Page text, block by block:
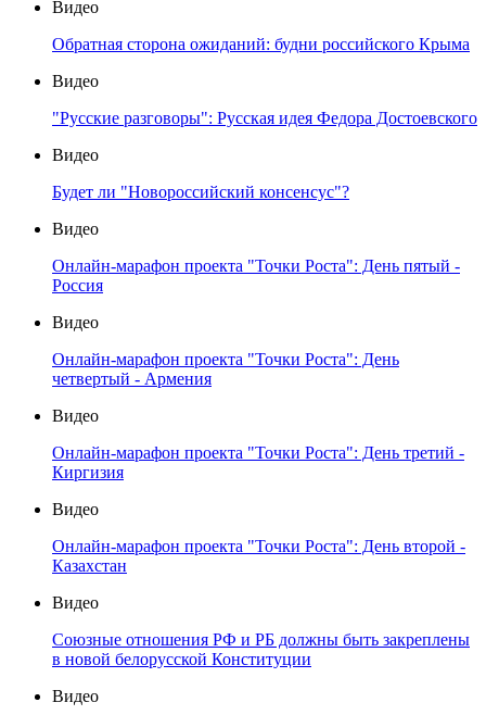
Видео
Обратная сторона ожиданий: будни российского Крыма
Видео
"Русские разговоры": Русская идея Федора Достоевского
Видео
Будет ли "Новороссийский консенсус"?
Видео
Онлайн-марафон проекта "Точки Роста": День пятый -
Россия
Видео
Онлайн-марафон проекта "Точки Роста": День
четвертый - Армения
Видео
Онлайн-марафон проекта "Точки Роста": День третий -
Киргизия
Видео
Онлайн-марафон проекта "Точки Роста": День второй -
Казахстан
Видео
Союзные отношения РФ и РБ должны быть закреплены
в новой белорусской Конституции
Видео